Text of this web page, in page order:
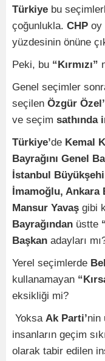
Türkiye bu
çoğunlukla. CHP oy
yüzdesinin önüne
Peki, bu “Kırmızı”
Genel seçimler
seçilen Özgür Özel’
ve seçim sathında
Türkiye’de Kemal
Bayrağını Genel
İstanbul
İmamoğlu, Ankara
Mansur Yavaş gibi
Bayrağından üstte
Başkan adayları
Yerel seçimlerde
kullanamayan
eksikliği mi?
Yoksa Ak Parti’nin
insanların geçim
olarak tabir edilen